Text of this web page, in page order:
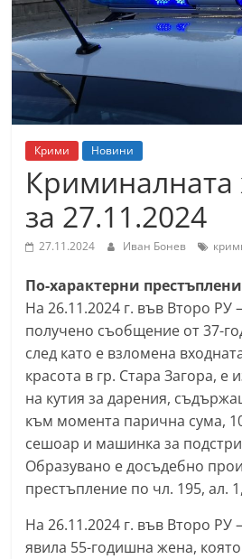
т
К
а
н
ъ
и
б
л
а
т
С
т
а
р
а
З
Крими Новини
Криминалната
за 27.11.2024
27.11.2024 Иван Бонев
По-характерни
На 26.11.2024 г. във Второ РУ
получено съобщение от 37-
след като е взломена
красота в гр. Стара Загора,
на кутия за дарения,
към момента парична сума,
сешоар и машинка за
Образувано е досъдебно
престъпление по чл. 195, ал.
На 26.11.2024 г. във Второ РУ
явила 55-годишна жена,